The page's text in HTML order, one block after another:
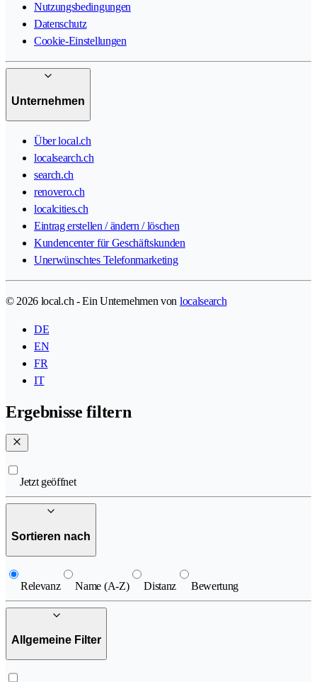
Nutzungsbedingungen
Datenschutz
Cookie-Einstellungen
Unternehmen
Über local.ch
localsearch.ch
search.ch
renovero.ch
localcities.ch
Eintrag erstellen / ändern / löschen
Kundencenter für Geschäftskunden
Unerwünschtes Telefonmarketing
© 2026 local.ch - Ein Unternehmen von localsearch
DE
EN
FR
IT
Ergebnisse filtern
Jetzt geöffnet
Sortieren nach
Relevanz Name (A-Z) Distanz Bewertung
Allgemeine Filter